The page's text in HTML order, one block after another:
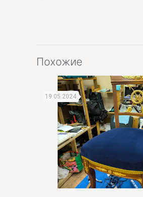
Похожие
19.05.2024